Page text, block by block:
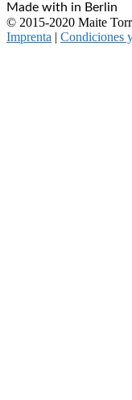
Made with in Berlin
© 2015-2020 Maite
Imprenta | Condiciones